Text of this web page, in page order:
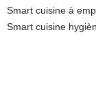
Smart cuisine à
Smart cuisine